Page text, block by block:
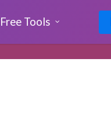
Free Tools